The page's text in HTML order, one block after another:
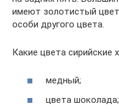
имеют золотистый
особи другого цвета.
Какие цвета сирийские
медный;
цвета шоколада;